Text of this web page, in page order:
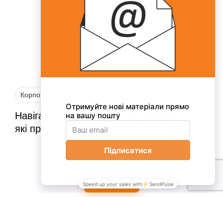
Корпоративне навчання та розвиток
Навігатор для талантів: як розробити ІПР,
які працівники захочуть виконувати
Читати повністю
Всі статті